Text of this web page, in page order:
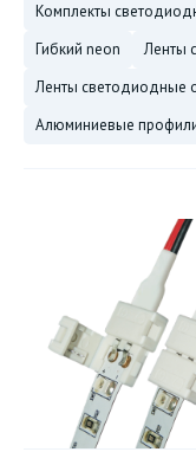
комплекты
гибкий neon
ленты светодиодные
алюминиевые